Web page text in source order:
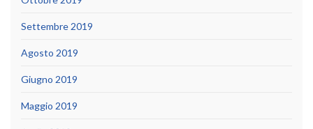
Settembre 2019
Agosto 2019
Giugno 2019
Maggio 2019